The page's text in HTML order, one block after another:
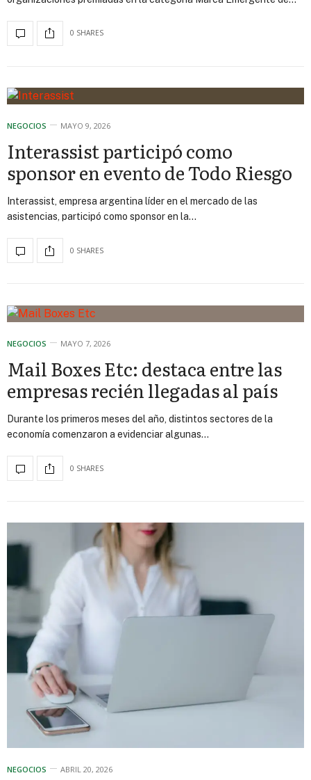
0 SHARES
NEGOCIOS MAYO 9, 2026
Interassist participó como
sponsor en evento de Todo Riesgo
Interassist, empresa argentina líder en el mercado de las
asistencias, participó como sponsor en la…
0 SHARES
NEGOCIOS MAYO 7, 2026
Mail Boxes Etc: destaca entre las
empresas recién llegadas al país
Durante los primeros meses del año, distintos sectores de la
economía comenzaron a evidenciar algunas…
0 SHARES
NEGOCIOS ABRIL 20, 2026